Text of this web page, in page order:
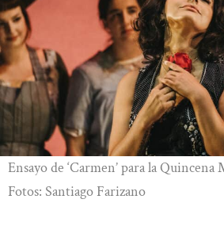
Ensayo de ‘Carmen’ para la
Fotos: Santiago Farizano